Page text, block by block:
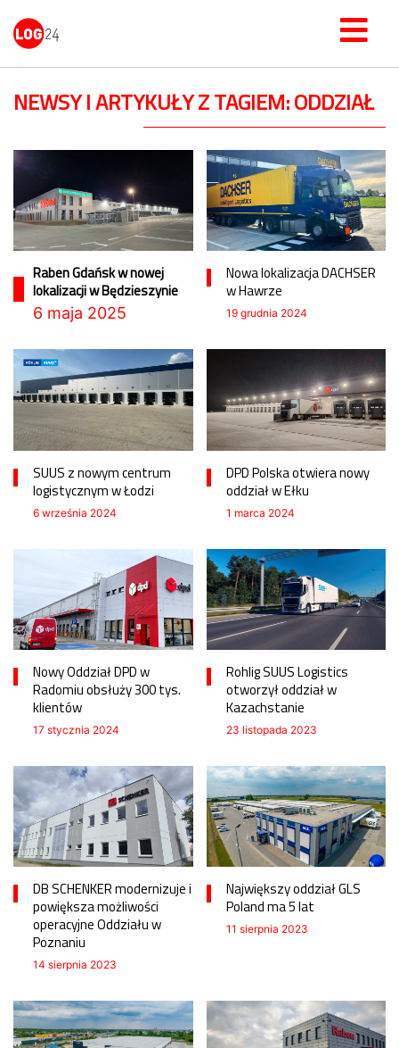
NEWSY I ARTYKUŁY Z TAGIEM: ODDZIAŁ
Raben Gdańsk w nowej
lokalizacji w Będzieszynie
6 maja 2025
Nowa lokalizacja DACHSER
w Hawrze
19 grudnia 2024
SUUS z nowym centrum
logistycznym w Łodzi
6 września 2024
DPD Polska otwiera nowy
oddział w Ełku
1 marca 2024
Nowy Oddział DPD w
Radomiu obsłuży 300 tys.
klientów
17 stycznia 2024
Rohlig SUUS Logistics
otworzył oddział w
Kazachstanie
23 listopada 2023
DB SCHENKER modernizuje i
powiększa możliwości
operacyjne Oddziału w
Poznaniu
14 sierpnia 2023
Największy oddział GLS
Poland ma 5 lat
11 sierpnia 2023